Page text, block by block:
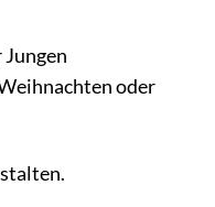
oder